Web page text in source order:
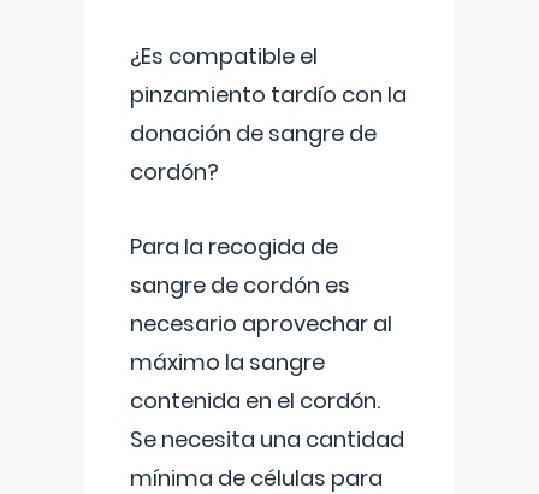
¿Es compatible el
pinzamiento tardío con la
donación de sangre de
cordón?
Para la recogida de
sangre de cordón es
necesario aprovechar al
máximo la sangre
contenida en el cordón.
Se necesita una cantidad
mínima de células para